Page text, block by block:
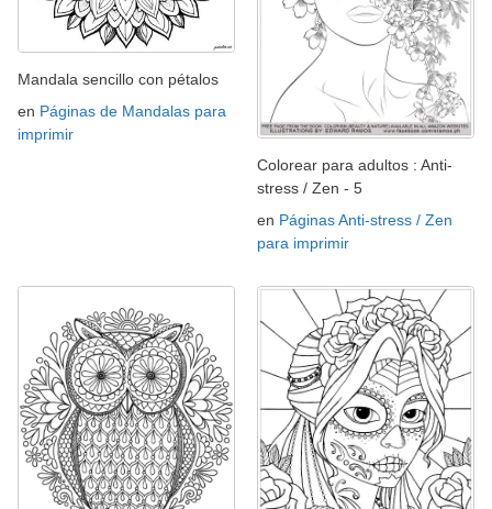
Mandala sencillo con pétalos
en Páginas de Mandalas para
imprimir
Colorear para adultos : Anti-
stress / Zen - 5
en Páginas Anti-stress / Zen
para imprimir